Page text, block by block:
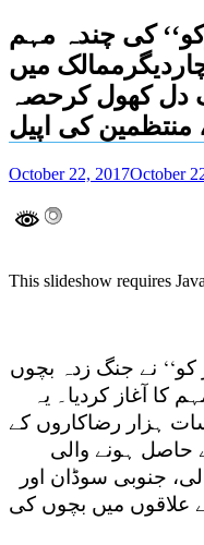
کی چندہ مہم
میں
دل کھول کرحصہ
منتظمین کی اپیل
October 22, 2017October
This slideshow requires
کو‘‘ نے جنگ زدہ بچوں
کا آغاز کردیا۔ یہ
ہزار رضاکاروں کے
حاصل ہونے والی
جنوبی سوڈان اور
علاقوں میں بچوں کی